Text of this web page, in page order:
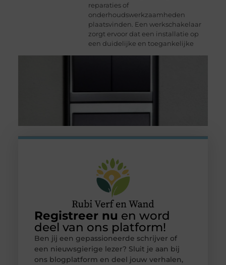
reparaties of
onderhoudswerkzaamheden
plaatsvinden. Een werkschakelaar
zorgt ervoor dat een installatie op
een duidelijke en toegankelijke
Registreer nu en word
deel van ons platform!
Ben jij een gepassioneerde schrijver of
een nieuwsgierige lezer? Sluit je aan bij
ons blogplatform en deel jouw verhalen,